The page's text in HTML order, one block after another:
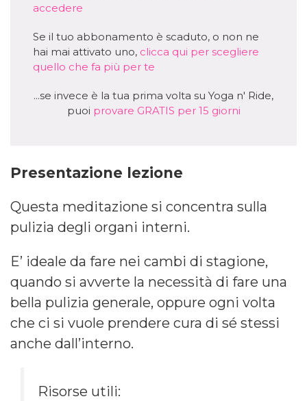
accedere
Se il tuo abbonamento è scaduto, o non ne
hai mai attivato uno, clicca qui per scegliere
quello che fa più per te
...se invece è la tua prima volta su Yoga n' Ride,
puoi provare GRATIS per 15 giorni
Presentazione lezione
Questa meditazione si concentra sulla
pulizia degli organi interni.
E’ ideale da fare nei cambi di stagione,
quando si avverte la necessità di fare una
bella pulizia generale, oppure ogni volta
che ci si vuole prendere cura di sé stessi
anche dall’interno.
Risorse utili: